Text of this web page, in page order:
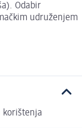
Odabir
udruženjem
korištenja